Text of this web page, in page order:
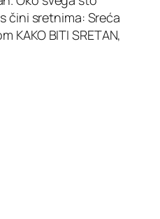
čini sretnima: Sreća
KAKO BITI SRETAN,